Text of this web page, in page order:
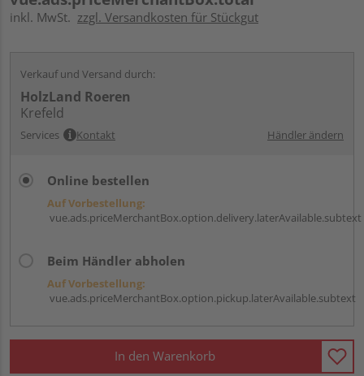
inkl. MwSt. zzgl. Versandkosten für Stückgut
Verkauf und Versand durch:
HolzLand Roeren
Krefeld
Services Kontakt Händler ändern
Online bestellen
Auf Vorbestellung:
vue.ads.priceMerchantBox.option.delivery.laterAvailable.subtext
Beim Händler abholen
Auf Vorbestellung:
vue.ads.priceMerchantBox.option.pickup.laterAvailable.subtext
In den Warenkorb